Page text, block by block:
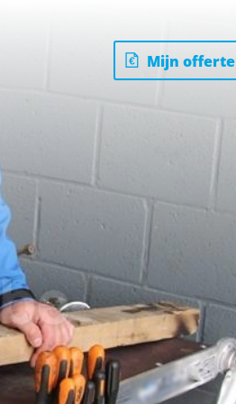
Mijn offerte